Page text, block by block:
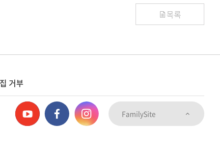
목록
거부
FamilySite